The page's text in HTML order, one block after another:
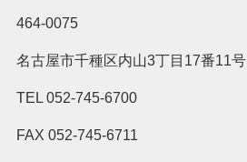
464-0075
名古屋市千種区内山3丁目17番11号
TEL 052-745-6700
FAX 052-745-6711